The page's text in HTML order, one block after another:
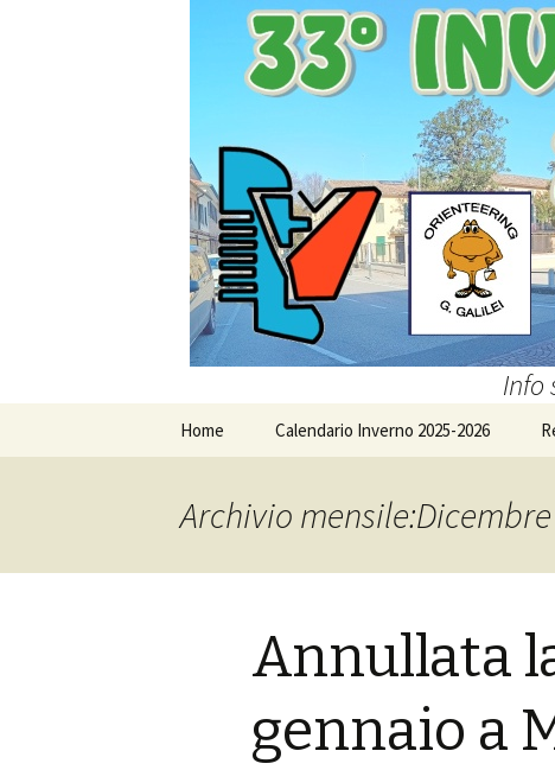
Info
Home Calendario Inverno 2025-2026
Archivio mensile:Dicembre
Annullata
gennaio a